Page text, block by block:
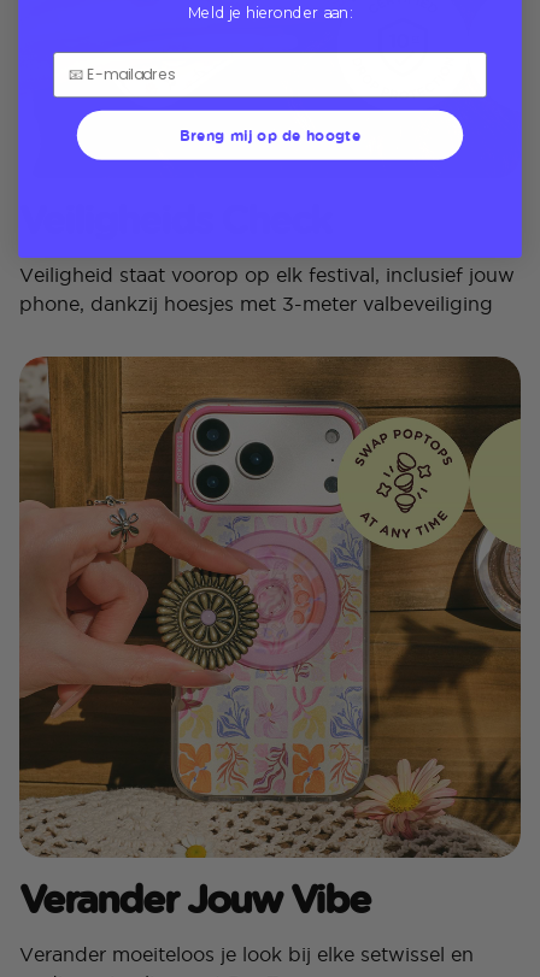
Veiligheid staat voorop op elk festival, inclusief jouw
phone, dankzij hoesjes met 3-meter valbeveiliging
Verander Jouw Vibe
Verander moeiteloos je look bij elke setwissel en
Meld je hieronder aan:
Breng mij op de hoogte